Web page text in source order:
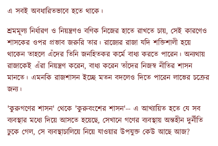
এ সবই অবধারিতভাবে হতে থাকে।
শ্রমমূল্য নির্ধারণ ও নিয়ন্ত্রণও বণিক নিজের হাতে রাখতে চায়, সেই কারণেও
শাসকের ওপর প্রভাব জরুরি তার। রাজ্যের রাজা যদি শক্তিশালী হয়ে
থাকেন তাহলে এঁদের তিনি জনহিতকর কর্মে বাধ্য করতে পারেন। অন্যথায়
রাজাকেই এঁরা নিয়ন্ত্রণ করেন, বাধ্য করেন তাঁদের নিজস্ব নীতির শাসন
মানতে। এমনকি রাজশাসন ইচ্ছে মতন বদলেও দিতে পারেন লাভের চক্রের
জন্য।
'কুরুগণের শাসন' থেকে 'কুরুবংশের শাসন'-- এ আখ্যায়িত হতে যে সব
ব্যবস্থার মধ্যে দিয়ে আসতে হয়েছে, সেখানে গণের ব্যবস্থায় অন্তহীন দুর্নীতি
ঢুকে গেল, সে ব্যবস্থাচালিয়ে নিয়ে যাওয়ার উপযুক্ত কেউ আছে আজ?